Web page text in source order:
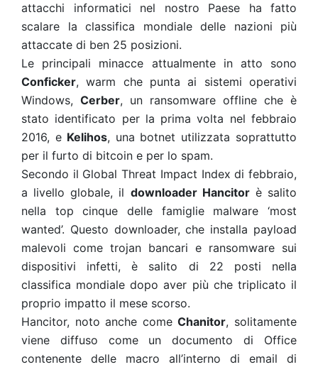
attacchi informatici nel nostro Paese ha fatto
scalare la classifica mondiale delle nazioni più
attaccate di ben 25 posizioni.
Le principali minacce attualmente in atto sono
Conficker, warm che punta ai sistemi operativi
Windows, Cerber, un ransomware offline che è
stato identificato per la prima volta nel febbraio
2016, eKelihos, una botnet utilizzata soprattutto
per il furto di bitcoin e per lo spam.
Secondo il Global Threat Impact Index di febbraio,
a livello globale, il downloader Hancitorè salito
nella top cinque delle famiglie malware ‘most
wanted’. Questo downloader, che installa payload
malevoli come trojan bancari e ransomware sui
dispositivi infetti, è salito di 22 posti nella
classifica mondiale dopo aver più che triplicato il
proprio impatto il mese scorso.
Hancitor, noto anche comeChanitor, solitamente
viene diffuso come un documento di Office
contenente delle macro all’interno di email di